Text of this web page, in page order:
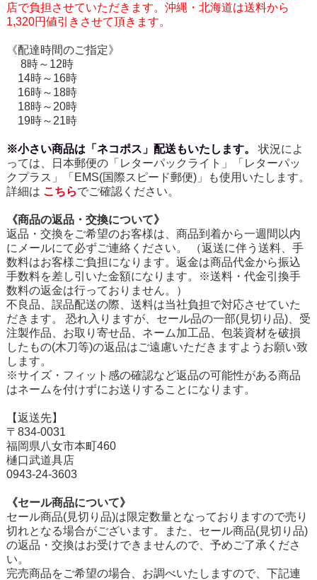
店で負担させていただきます。沖縄・北海道は送料から
1,320円値引きさせて頂きます。
《配達時間のご指定》
8時～12時
14時～16時
16時～18時
18時～20時
19時～21時
※小さい商品は「ネコポス」配送もいたします。
状況によ
っては、日本郵便の「レターパックライト」「レターパッ
クプラス」「EMS(国際スピード郵便)」も使用いたします。
詳細は こちらでご確認ください。
《商品の返品・交換について》
返品・交換をご希望のお客様は、商品到着から一週間以内
にメールにて必ずご連絡ください。 （返送に伴う送料、手
数料はお客様ご負担になります。返金は商品代金から振込
手数料を差し引いた金額になります。※送料・代金引換手
数料の返金は行っておりません。）
不良品、誤品配送の際、送料は当社負担で対応させていた
だきます。 恐れ入りますが、セール品の一部(見切り品)、受
注製作品、お取り寄せ品、ネーム加工品、包装資材を破損
したもの(木刀等)の返品はご遠慮いただきますようお願い致
します。
※サイズ・フィット感の確認など返品の可能性がある商品
はネームを付けずにお送りすることになります。
【返送先】
〒834-0031
福岡県八女市本町460
樋口武道具店
0943-24-3603
《セール商品について》
セール商品(見切り品)は限定数量となっておりますので売り
切れとなる場合がございます。また、セール商品(見切り品)
の返品・交換はお受けできませんので、予めご了承くださ
い。
完売商品をご希望の場合、お調べいたしますので、下記連